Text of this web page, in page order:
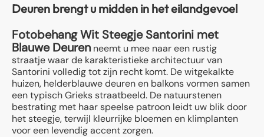
Deuren brengt u midden in het eilandgevoel
Fotobehang Wit Steegje Santorini met
Blauwe Deuren neemt u mee naar een rustig
straatje waar de karakteristieke architectuur van
Santorini volledig tot zijn recht komt. De witgekalkte
huizen, helderblauwe deuren en balkons vormen samen
een typisch Grieks straatbeeld. De natuurstenen
bestrating met haar speelse patroon leidt uw blik door
het steegje, terwijl kleurrijke bloemen en klimplanten
voor een levendig accent zorgen.